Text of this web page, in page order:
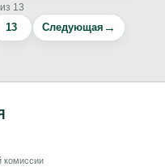
13
13 Следующая →
комиссии